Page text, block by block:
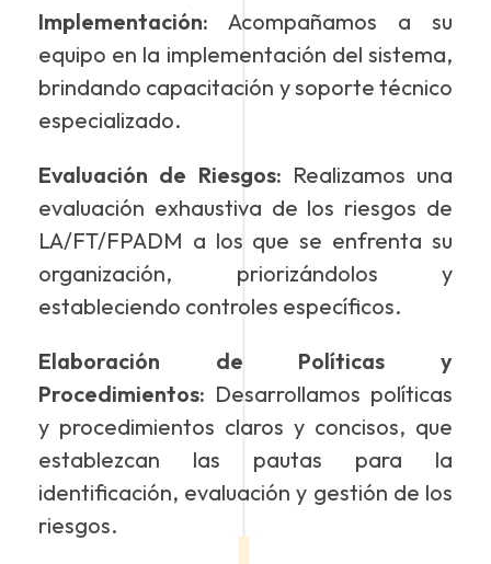
Implementación: Acompañamos a su
equipo en la implementación del sistema,
brindando capacitación y soporte técnico
especializado.
Evaluación de Riesgos: Realizamos una
evaluación exhaustiva de los riesgos de
LA/FT/FPADM a los que se enfrenta su
organización, priorizándolos y
estableciendo controles específicos.
Elaboración de Políticas y
Procedimientos: Desarrollamos políticas
y procedimientos claros y concisos, que
establezcan las pautas para la
identificación, evaluación y gestión de los
riesgos.